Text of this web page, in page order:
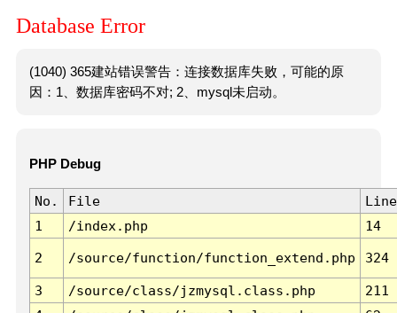
Database Error
(1040) 365建站错误警告：连接数据库失败，可能的原
因：1、数据库密码不对; 2、mysql未启动。
PHP Debug
No. File
Line
1
/index.php 14
2 /source/function/function_extend.php 324
3 /source/class/jzmysql.class.php
211